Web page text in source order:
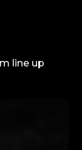
line up